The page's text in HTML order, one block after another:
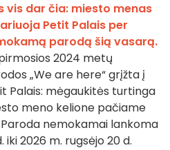
vis dar čia: miesto menas
Petit Palais per
parodą šią vasarą.
2024 metų
„We are here“ grįžta į
Palais: mėgaukitės turtinga
meno kelione pačiame
Paroda nemokamai lankoma
iki 2026 m. rugsėjo 20 d.